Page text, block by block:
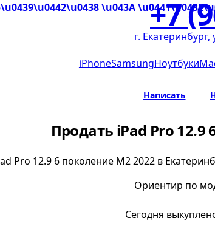
\u043A +7
г.
iPhoneSamsungНоутбуки
Написать
Продать iPad Pro 12.9
Pro 12.9 6 поколение M2 2022 в
Ориентир по
Сегодня